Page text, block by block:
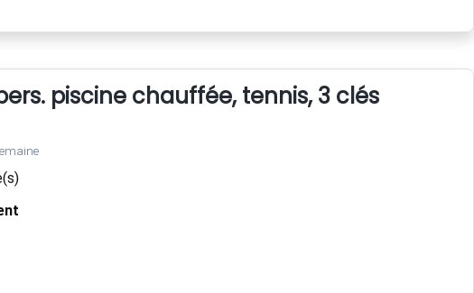
piscine chauffée, tennis, 3 clés